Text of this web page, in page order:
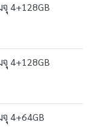
4+128GB
4+128GB
4+64GB